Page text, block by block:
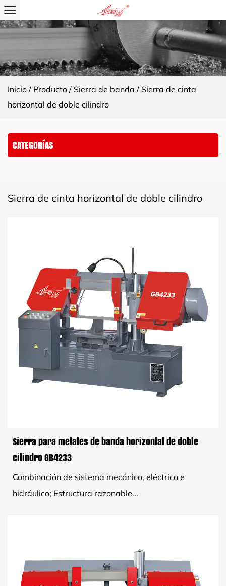
Inicio / Producto / Sierra de banda / Sierra de cinta
horizontal de doble cilindro
CATEGORÍAS
Sierra de cinta horizontal de doble cilindro
Sierra para metales de banda horizontal de doble
cilindro GB4233
Combinación de sistema mecánico, eléctrico e
hidráulico; Estructura razonable...